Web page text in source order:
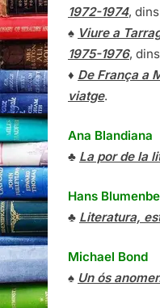
1972-1974,
♠ Viure a
1975-1976,
♦ De França a
viatge.
Ana Blandiana
♣ La por de la
Hans
♣ Literatura,
Michael Bond
♠ Un ós